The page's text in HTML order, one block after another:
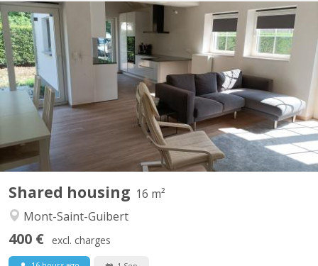
Shared housing 16 m²
Mont-Saint-Guibert
400 € excl. charges
KV 1427
2 chambres à louer dans villa lumineuse et moderne, proche de
Louvain-la-Neuve (7 km) et de l'Axis Parc ( 4 km). Bus 34 pour
Louvain-la-Neuve à 30 mètres ; parking extérieur : 480€ par mois,
charges comprises. Pour non-fumeur ou fumeur uniquement en
extérieur. Les autres chambres sont occupées par...